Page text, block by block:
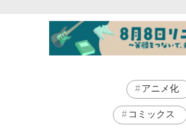
アニメ化
コミックス